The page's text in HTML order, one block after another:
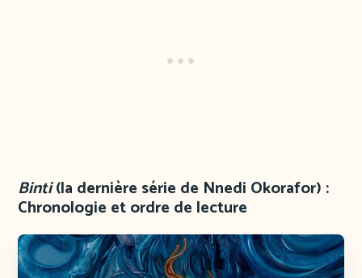
Binti(la dernière série de Nnedi Okorafor) :
Chronologie et ordre de lecture